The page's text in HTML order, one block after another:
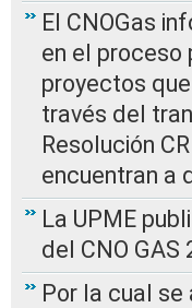
El CNOGas
en el proceso
proyectos
través del
Resolución
encuentran a
La UPME
del CNO
Por la cual